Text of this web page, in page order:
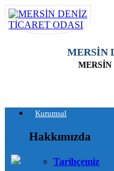
MERSİN
MERSİN
Kurumsal
Hakkımızda
Tarihçemiz